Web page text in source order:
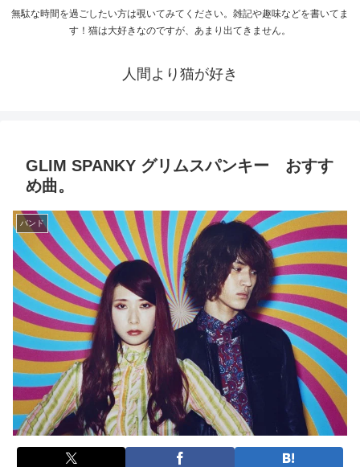
無駄な時間を過ごしたい方は覗いてみてください。雑記や趣味などを書いてま
す！猫は大好きなのですが、あまり出てきません。
人間より猫が好き
GLIM SPANKY グリムスパンキー おすす
め曲。
バンド